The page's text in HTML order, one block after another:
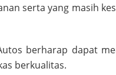
serta yang masih
berharap dapat
berkualitas.